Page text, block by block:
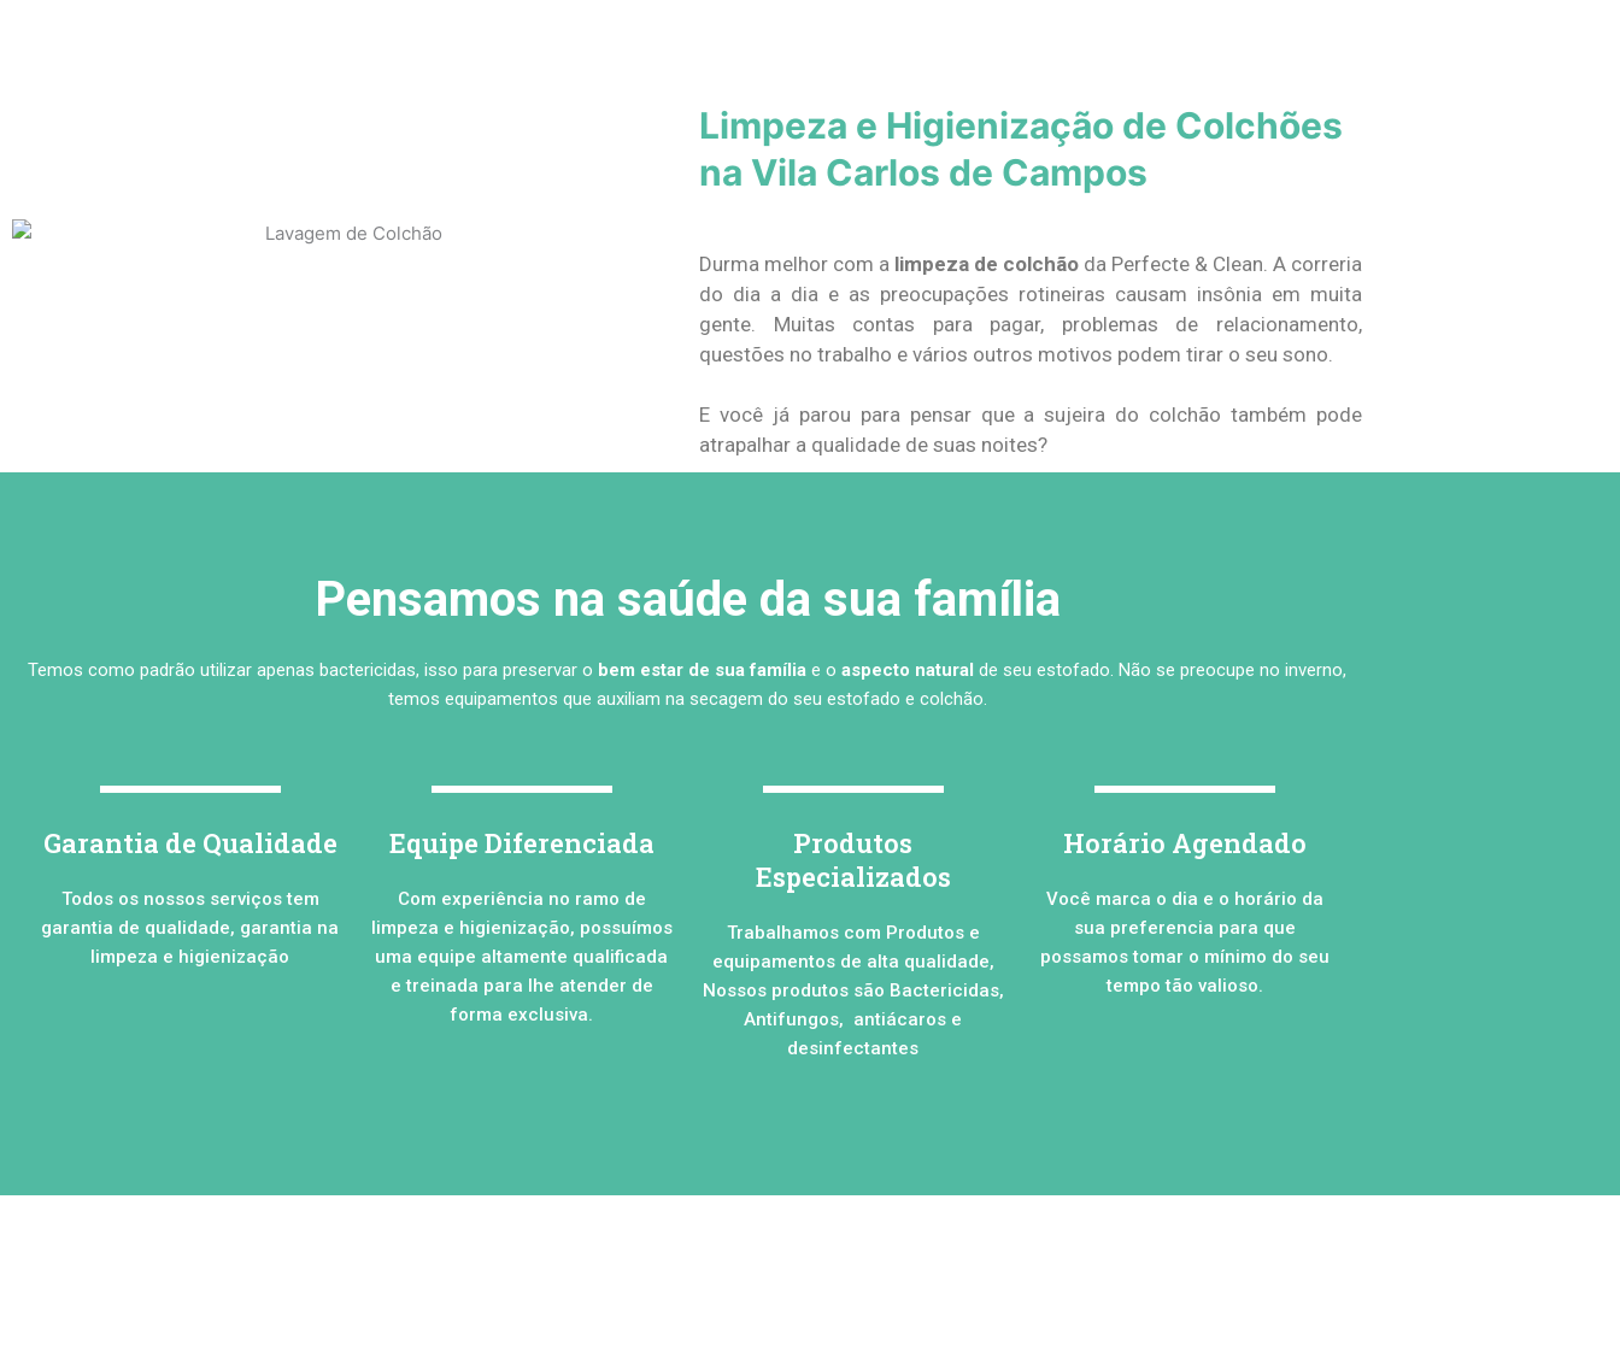
Limpeza e Higienização de Colchões
na Vila Carlos de Campos
Durma melhor com a limpeza de colchão da Perfecte & Clean. A correria
do dia a dia e as preocupações rotineiras causam insônia em muita
gente. Muitas contas para pagar, problemas de relacionamento,
questões no trabalho e vários outros motivos podem tirar o seu sono.
E você já parou para pensar que a sujeira do colchão também pode
atrapalhar a qualidade de suas noites?
Pensamos na saúde da sua família
Temos como padrão utilizar apenas bactericidas, isso para preservar o bem estar de sua família e o aspecto natural de seu estofado. Não se preocupe no inverno,
temos equipamentos que auxiliam na secagem do seu estofado e colchão.
Garantia de Qualidade
Todos os nossos serviços tem
garantia de qualidade, garantia na
limpeza e higienização
Equipe Diferenciada
Com experiência no ramo de
limpeza e higienização, possuímos
uma equipe altamente qualificada
e treinada para lhe atender de
forma exclusiva.
Produtos
Especializados
Trabalhamos com Produtos e
equipamentos de alta qualidade,
Nossos produtos são Bactericidas,
Antifungos, antiácaros e
desinfectantes
Horário Agendado
Você marca o dia e o horário da
sua preferencia para que
possamos tomar o mínimo do seu
tempo tão valioso.